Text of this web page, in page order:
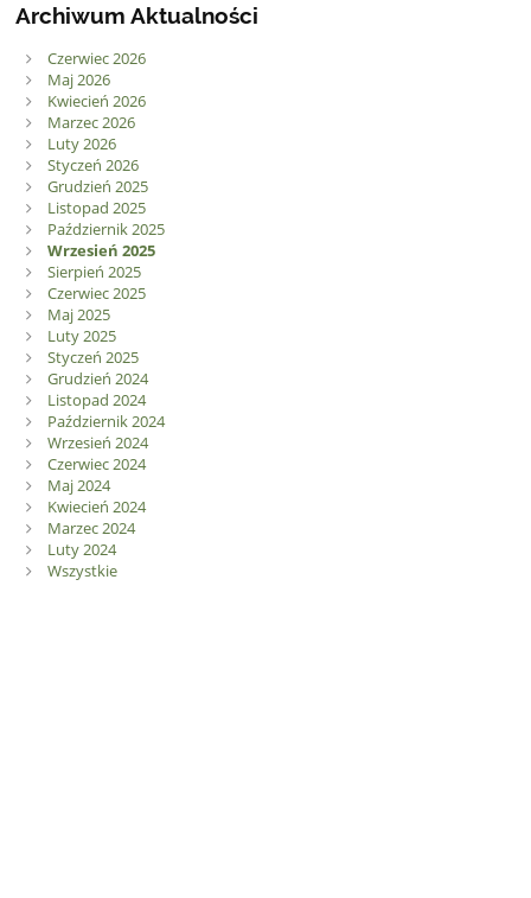
Archiwum Aktualności
Czerwiec 2026
Maj 2026
Kwiecień 2026
Marzec 2026
Luty 2026
Styczeń 2026
Grudzień 2025
Listopad 2025
Październik 2025
Wrzesień 2025
Sierpień 2025
Czerwiec 2025
Maj 2025
Luty 2025
Styczeń 2025
Grudzień 2024
Listopad 2024
Październik 2024
Wrzesień 2024
Czerwiec 2024
Maj 2024
Kwiecień 2024
Marzec 2024
Luty 2024
Wszystkie